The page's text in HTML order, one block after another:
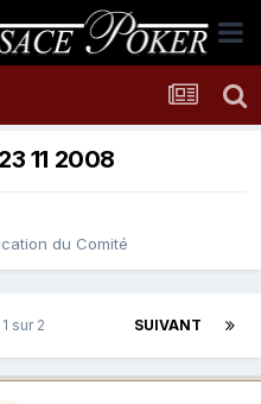
11 2008
du Comité
SUIVANT
sur 2